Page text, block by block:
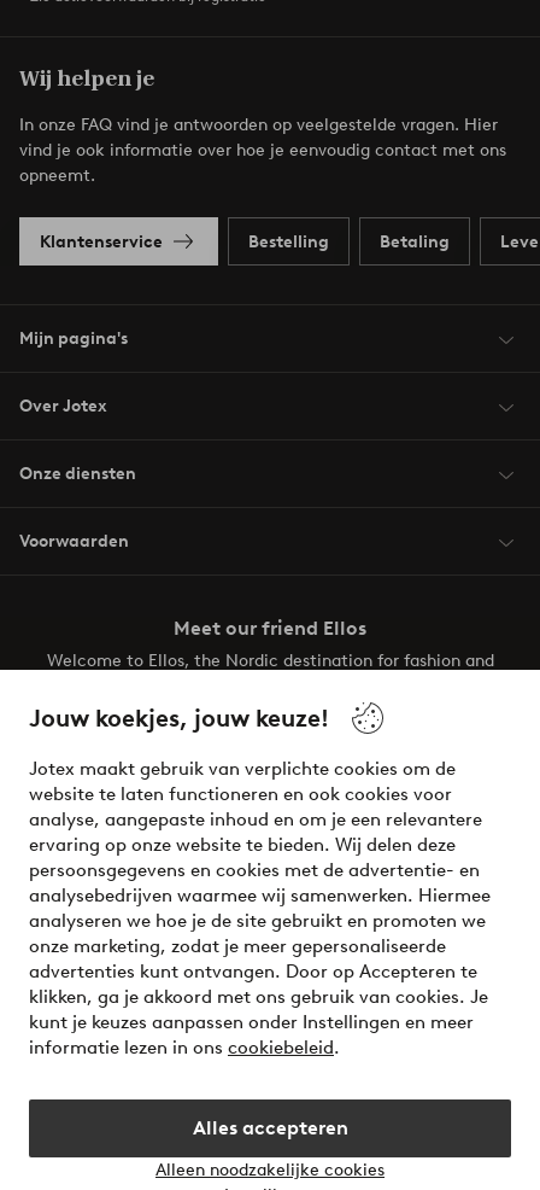
Jouw koekjes, jouw keuze!
Jotex maakt gebruik van verplichte cookies om de
website te laten functioneren en ook cookies voor
analyse, aangepaste inhoud en om je een relevantere
ervaring op onze website te bieden. Wij delen deze
persoonsgegevens en cookies met de advertentie- en
analysebedrijven waarmee wij samenwerken. Hiermee
analyseren we hoe je de site gebruikt en promoten we
onze marketing, zodat je meer gepersonaliseerde
advertenties kunt ontvangen. Door op Accepteren te
klikken, ga je akkoord met ons gebruik van cookies. Je
kunt je keuzes aanpassen onder Instellingen en meer
informatie lezen in ons cookiebeleid.
Alles accepteren
Alleen noodzakelijke cookies
Wij helpen je
In onze FAQ vind je antwoorden op veelgestelde vragen. Hier
vind je ook informatie over hoe je eenvoudig contact met ons
opneemt.
Klantenservice Bestelling Betaling
Mijn pagina's
Over Jotex
Onze diensten
Voorwaarden
Meet our friend Ellos
Welcome to Ellos, the Nordic destination for fashion and
your wardrobe. Your next inspiring look is here!
Veilig betalen - Nu betalen of opsplitsen
Wil je meer weten over onze betaalopties?